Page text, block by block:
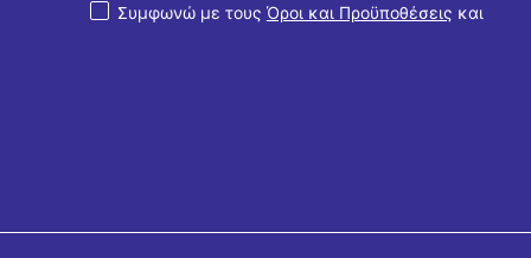
Συμφωνώ με τους Όροι και Προϋποθέσεις και